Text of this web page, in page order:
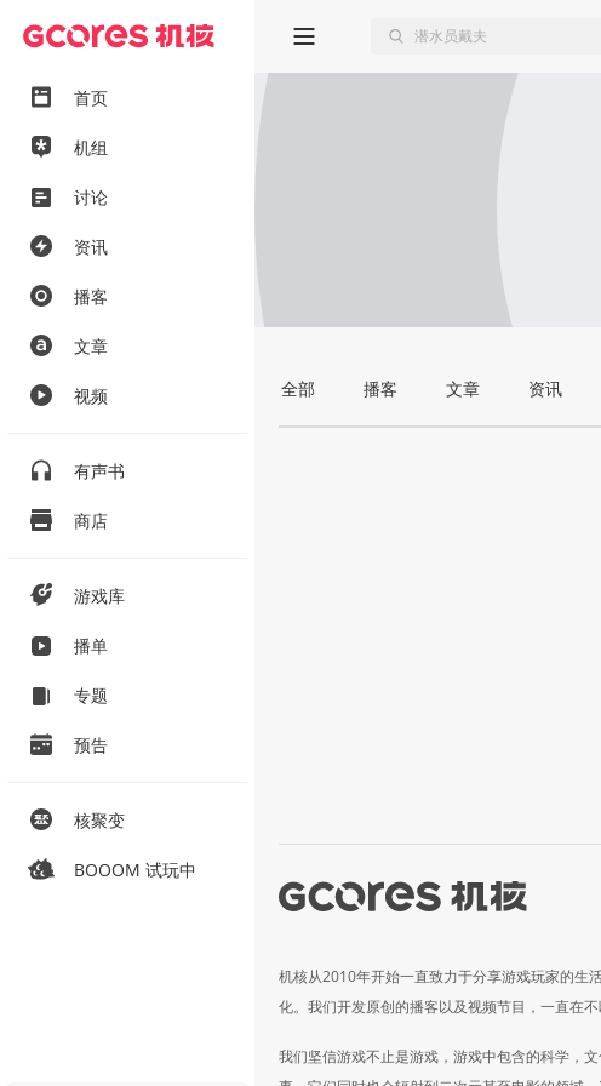
首页
机组
讨论
资讯
播客
文章
视频
有声书
商店
游戏库
播单
专题
预告
核聚变
BOOOM 试玩中
全部 播客 文章 资讯
机核从2010年开始一直致力于分享游戏玩家的生
化。我们开发原创的播客以及视频节目，一直在
我们坚信游戏不止是游戏，游戏中包含的科学，